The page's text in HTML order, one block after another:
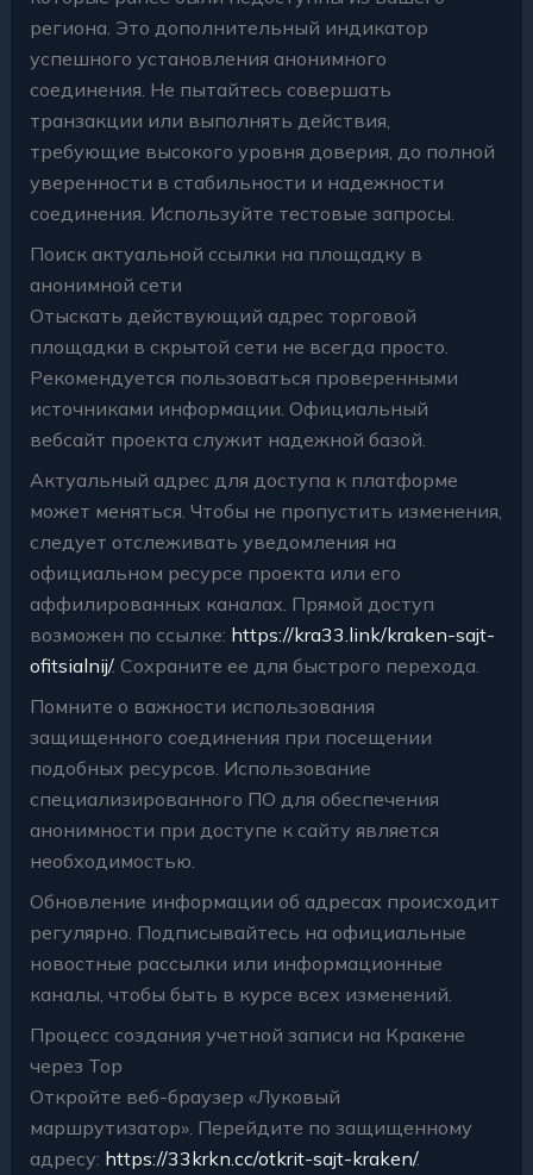
региона. Это дополнительный индикатор
успешного установления анонимного
соединения. Не пытайтесь совершать
транзакции или выполнять действия,
требующие высокого уровня доверия, до полной
уверенности в стабильности и надежности
соединения. Используйте тестовые запросы.
Поиск актуальной ссылки на площадку в
анонимной сети
Отыскать действующий адрес торговой
площадки в скрытой сети не всегда просто.
Рекомендуется пользоваться проверенными
источниками информации. Официальный
вебсайт проекта служит надежной базой.
Актуальный адрес для доступа к платформе
может меняться. Чтобы не пропустить изменения,
следует отслеживать уведомления на
официальном ресурсе проекта или его
аффилированных каналах. Прямой доступ
возможен по ссылке: https://kra33.link/kraken-sajt-
ofitsialnij/. Сохраните ее для быстрого перехода.
Помните о важности использования
защищенного соединения при посещении
подобных ресурсов. Использование
специализированного ПО для обеспечения
анонимности при доступе к сайту является
необходимостью.
Обновление информации об адресах происходит
регулярно. Подписывайтесь на официальные
новостные рассылки или информационные
каналы, чтобы быть в курсе всех изменений.
Процесс создания учетной записи на Кракене
через Тор
Откройте веб-браузер «Луковый
маршрутизатор». Перейдите по защищенному
адресу: https://33krkn.cc/otkrit-sajt-kraken/.